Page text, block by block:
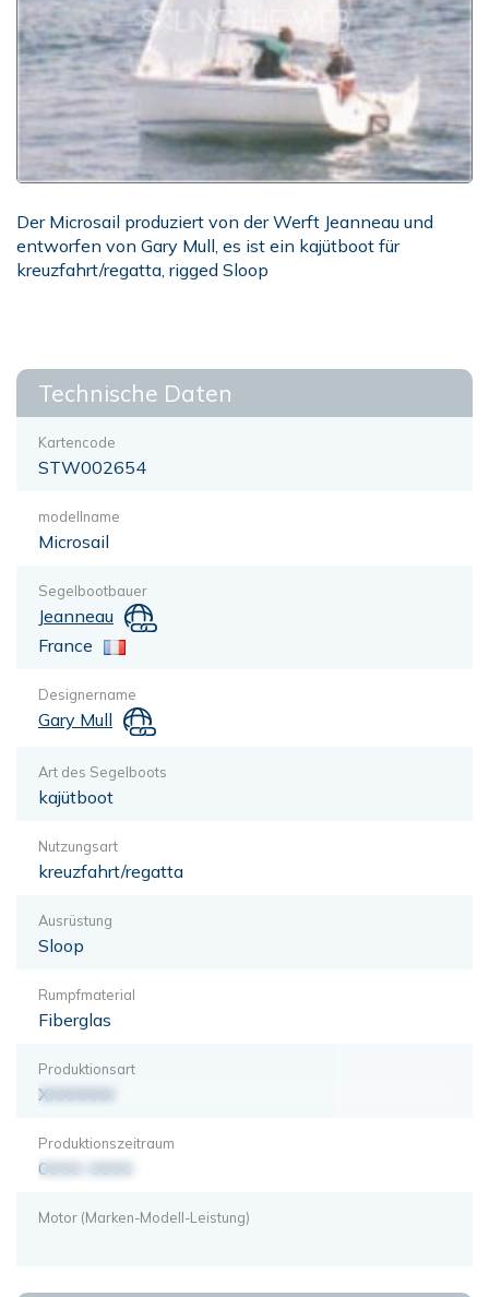
Der Microsail produziert von der Werft Jeanneau und
entworfen von Gary Mull, es ist ein kajütboot für
kreuzfahrt/regatta, rigged Sloop
Technische Daten
Kartencode
STW002654
modellname
Microsail
Segelbootbauer
Jeanneau
France
Designername
Gary Mull
Art des Segelboots
kajütboot
Nutzungsart
kreuzfahrt/regatta
Ausrüstung
Sloop
Rumpfmaterial
Fiberglas
Produktionsart
XXXXXXX
Produktionszeitraum
0000-0000
Motor (Marken-Modell-Leistung)